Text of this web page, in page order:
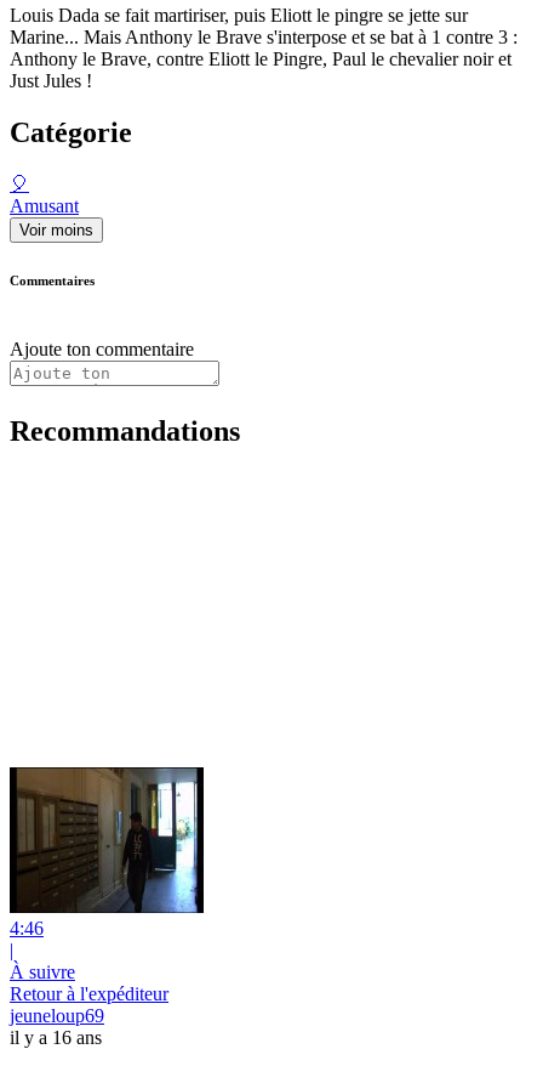
Louis Dada se fait martiriser, puis Eliott le pingre se jette sur
Marine... Mais Anthony le Brave s'interpose et se bat à 1 contre 3 :
Anthony le Brave, contre Eliott le Pingre, Paul le chevalier noir et
Just Jules !
Catégorie
🎈
Amusant
Voir moins
Commentaires
Ajoute ton commentaire
Recommandations
4:46
|
À suivre
Retour à l'expéditeur
jeuneloup69
il y a 16 ans